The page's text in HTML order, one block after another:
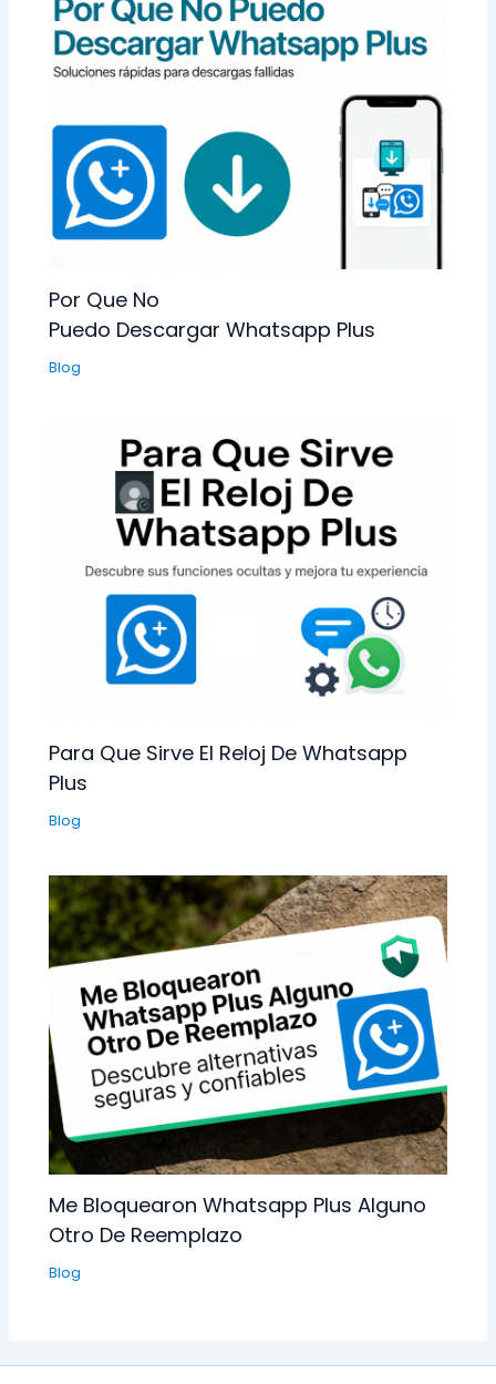
Por Que No
Puedo Descargar Whatsapp Plus
Blog
Para Que Sirve El Reloj De Whatsapp
Plus
Blog
Me Bloquearon Whatsapp Plus Alguno
Otro De Reemplazo
Blog